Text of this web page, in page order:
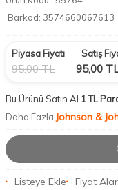
Barkod: 3574660067613
Piyasa Fiyatı
95,00TL
Satış
95,00
Bu Ürünü Satın Al 1 TL
Daha Fazla Johnson &
Listeye Ekle Fiyat